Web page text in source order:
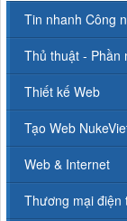
Tin nhanh Công
Thủ thuật - Phần
Thiết kế Web
Tạo Web
Web & Internet
Thương mại điện